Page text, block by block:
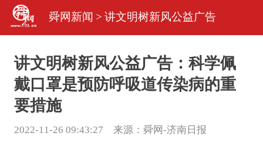
舜网新闻 > 讲文明树新风公益广告
讲文明树新风公益广告：科学佩
戴口罩是预防呼吸道传染病的重
要措施
2022-11-26 09:43:27 来源： 舜网-济南日报